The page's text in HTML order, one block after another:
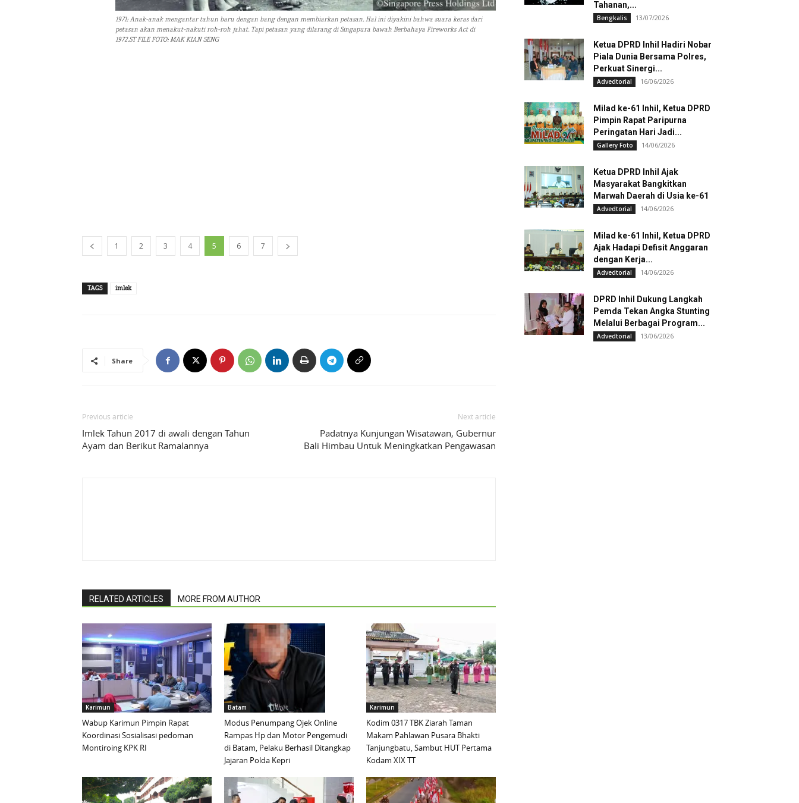
1971: Anak-anak mengantar tahun baru dengan bang dengan membiarkan petasan. Hal ini diyakini bahwa suara keras dari
petasan akan menakut-nakuti roh-roh jahat. Tapi petasan yang dilarang di Singapura bawah Berbahaya Fireworks Act di
1972.ST FILE FOTO: MAK KIAN SENG
1 2 3 4 5 6 7
TAGS imlek
Share
Previous article
Imlek Tahun 2017 di awali dengan Tahun
Ayam dan Berikut Ramalannya
Next article
Padatnya Kunjungan Wisatawan, Gubernur
Bali Himbau Untuk Meningkatkan Pengawasan
RELATED ARTICLES MORE FROM AUTHOR
Karimun
Wabup Karimun Pimpin Rapat
Koordinasi Sosialisasi pedoman
Montiroing KPK RI
Batam
Modus Penumpang Ojek Online
Rampas Hp dan Motor Pengemudi
di Batam, Pelaku Berhasil Ditangkap
Jajaran Polda Kepri
Karimun
Kodim 0317 TBK Ziarah Taman
Makam Pahlawan Pusara Bhakti
Tanjungbatu, Sambut HUT Pertama
Kodam XIX TT
Tahanan,...
Bengkalis 13/07/2026
Ketua DPRD Inhil Hadiri Nobar
Piala Dunia Bersama Polres,
Perkuat Sinergi...
Advedtorial 16/06/2026
Milad ke-61 Inhil, Ketua DPRD
Pimpin Rapat Paripurna
Peringatan Hari Jadi...
Gallery Foto 14/06/2026
Ketua DPRD Inhil Ajak
Masyarakat Bangkitkan
Marwah Daerah di Usia ke-61
Advedtorial 14/06/2026
Milad ke-61 Inhil, Ketua DPRD
Ajak Hadapi Defisit Anggaran
dengan Kerja...
Advedtorial 14/06/2026
DPRD Inhil Dukung Langkah
Pemda Tekan Angka Stunting
Melalui Berbagai Program...
Advedtorial 13/06/2026